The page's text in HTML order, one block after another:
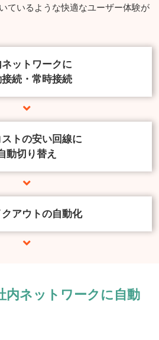
ているような快適なユーザー体験が
ットワークに
接続・常時接続
トの安い回線に
動切り替え
アウトの自動化
内ネットワークに自動